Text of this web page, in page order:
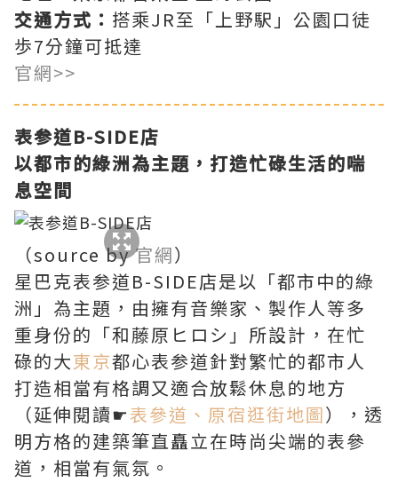
交通方式： 搭乘JR至「上野駅」公園口徒
歩7分鐘可抵達
官網>>
表参道B-SIDE店
以都市的綠洲為主題，打造忙碌生活的喘
息空間
（source by官網）
星巴克表参道B-SIDE店是以「都市中的綠
洲」為主題，由擁有音樂家、製作人等多
重身份的「和藤原ヒロシ」所設計，在忙
碌的大東京都心表参道針對繁忙的都市人
打造相當有格調又適合放鬆休息的地方
（延伸閱讀☛表參道、原宿逛街地圖），透
明方格的建築筆直矗立在時尚尖端的表參
道，相當有氣氛。